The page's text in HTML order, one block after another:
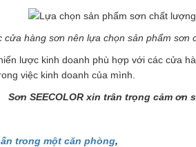
cửa hàng sơn nên lựa chọn sản phẩm sơn
lược kinh doanh phù hợp với các cửa
việc kinh doanh của mình.
Sơn SEECOLOR xin trân trọng cảm ơn
trong một căn phòng,